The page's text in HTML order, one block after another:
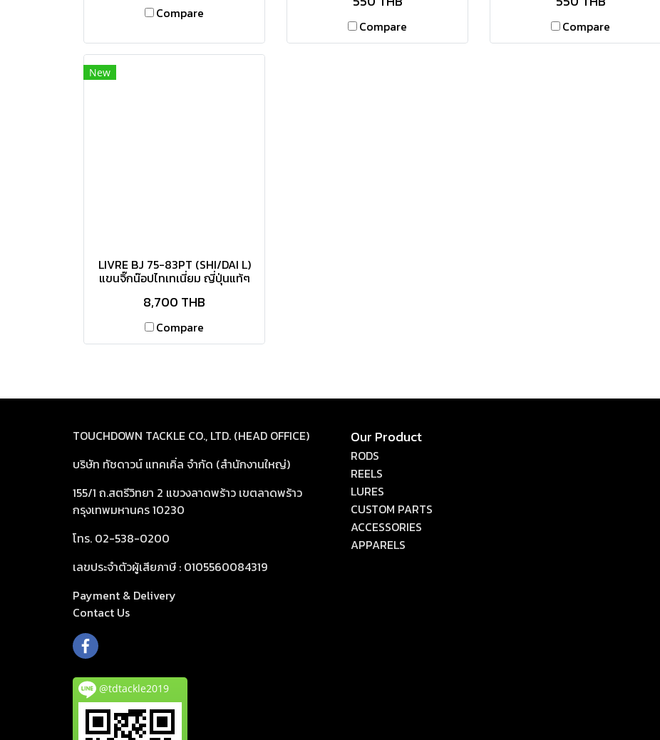
Compare
Compare Compare
New
LIVRE BJ 75-83PT (SHI/DAI L)
แขนจิ๊กน๊อปไทเทเนี่ยม ญี่ปุ่นแท้ๆ
8,700 THB
Compare
TOUCHDOWN TACKLE CO., LTD. (HEAD OFFICE)
บริษัท ทัชดาวน์ แทคเคิ่ล จำกัด (สำนักงานใหญ่)
155/1 ถ.สตรีวิทยา 2 แขวงลาดพร้าว เขตลาดพร้าว
กรุงเทพมหานคร 10230
โทร. 02-538-0200
เลขประจำตัวผู้เสียภาษี : 0105560084319
Payment & Delivery
Contact Us
@tdtackle2019
Our Product
RODS
REELS
LURES
CUSTOM PARTS
ACCESSORIES
APPARELS